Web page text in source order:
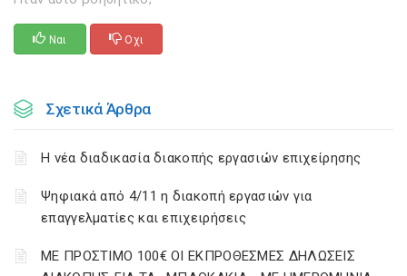
Ναι Οχι
Σχετικά Άρθρα
Η νέα διαδικασία διακοπής εργασιών επιχείρησης
Ψηφιακά από 4/11 η διακοπή εργασιών για
επαγγελματίες και επιχειρήσεις
ΜΕ ΠΡΟΣΤΙΜΟ 100€ ΟΙ ΕΚΠΡΟΘΕΣΜΕΣ ΔΗΛΩΣΕΙΣ